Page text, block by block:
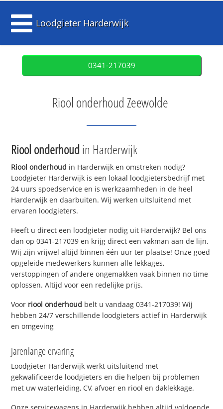
Loodgieter Harderwijk
0341-217039
Riool onderhoud Zeewolde
Riool onderhoudin Harderwijk
Riool onderhoud in Harderwijk en omstreken nodig?
Loodgieter Harderwijk is een lokaal loodgietersbedrijf met
24 uurs spoedservice en is werkzaamheden in de heel
Harderwijk en daarbuiten. Wij werken uitsluitend met
ervaren loodgieters.
Heeft u direct een loodgieter nodig uit Harderwijk? Bel ons
dan op 0341-217039 en krijg direct een vakman aan de lijn.
Wij zijn vrijwel altijd binnen één uur ter plaatse! Onze goed
opgeleide medewerkers kunnen alle lekkages,
verstoppingen of andere ongemakken vaak binnen no time
oplossen. Altijd voor een redelijke prijs.
Voor riool onderhoud belt u vandaag 0341-217039! Wij
hebben 24/7 verschillende loodgieters actief in Harderwijk
en omgeving
Jarenlange ervaring
Loodgieter Harderwijk werkt uitsluitend met
gekwalificeerde loodgieters en die helpen bij problemen
met uw waterleiding, CV, afvoer en riool en daklekkage.
Onze servicewagens in Harderwijk hebben altijd voldoende